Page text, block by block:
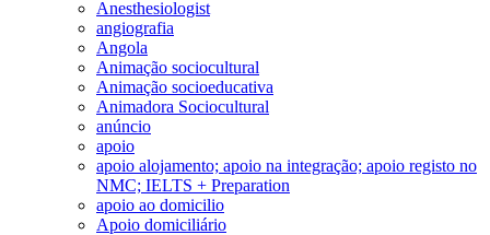
Anesthesiologist
angiografia
Angola
Animação sociocultural
Animação socioeducativa
Animadora Sociocultural
anúncio
apoio
apoio alojamento; apoio na integração; apoio registo no
NMC; IELTS + Preparation
apoio ao domicilio
Apoio domiciliário